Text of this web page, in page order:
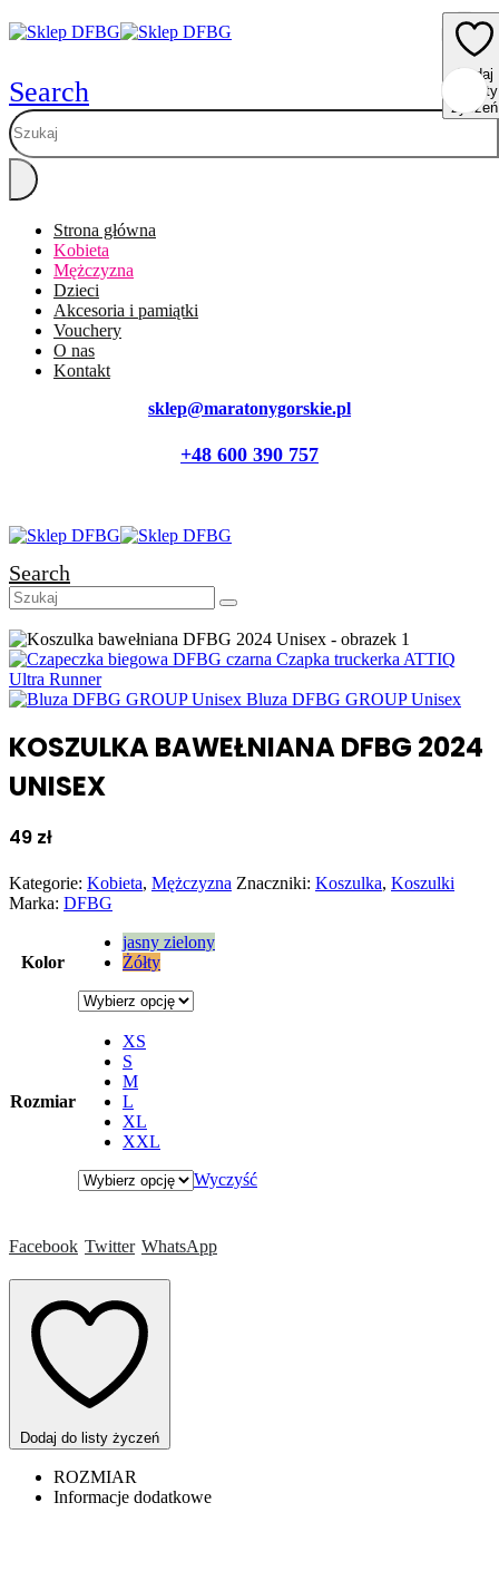
Search
Strona główna
Kobieta
Mężczyzna
Dzieci
Akcesoria i pamiątki
Vouchery
O nas
Kontakt
sklep@maratonygorskie.pl
+48 600 390 757
Search
Czapka truckerka ATTIQ
Ultra Runner
Bluza DFBG GROUP Unisex
KOSZULKA BAWEŁNIANA DFBG 2024
UNISEX
49 zł
Kategorie: Kobieta, Mężczyzna Znaczniki: Koszulka, Koszulki
Marka: DFBG
Kolor
jasny zielony
Żółty
Rozmiar
XS
S
M
L
XL
XXL
Wyczyść
Facebook Twitter WhatsApp
Dodaj do listy życzeń
ROZMIAR
Informacje dodatkowe
Dodaj
do listy
życzeń
Dodaj
do listy
życzeń
Dodaj
do listy
życzeń
Dodaj
do listy
życzeń
Dodaj
do listy
życzeń